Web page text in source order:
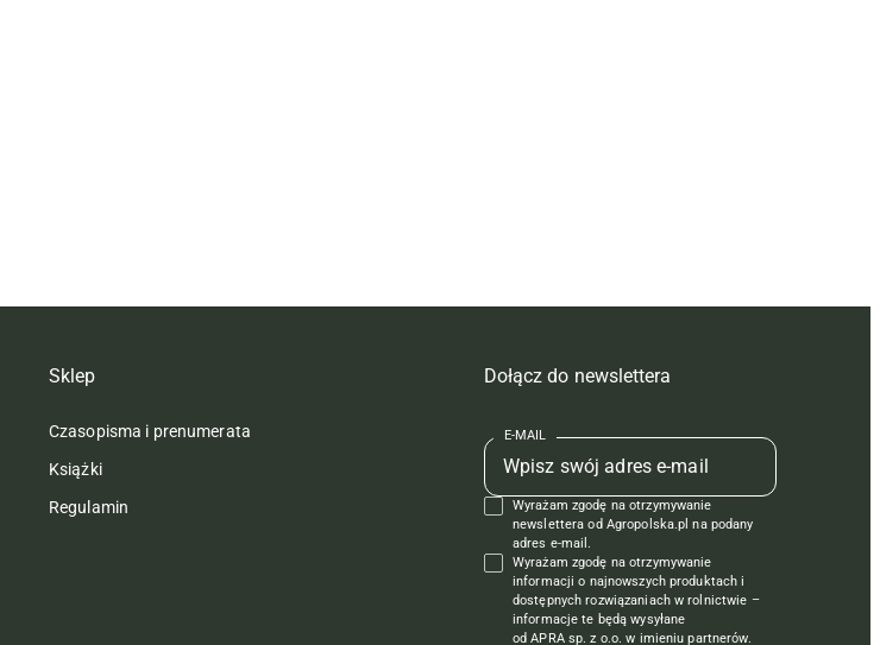
Sklep
Czasopisma i prenumerata
Książki
Regulamin
Dołącz do newslettera
E-MAIL
Wyrażam zgodę na otrzymywanie
newslettera od Agropolska.pl na podany
adres e-mail.
Wyrażam zgodę na otrzymywanie
informacji o najnowszych produktach i
dostępnych rozwiązaniach w rolnictwie –
informacje te będą wysyłane
od APRA sp. z o.o. w imieniu partnerów.